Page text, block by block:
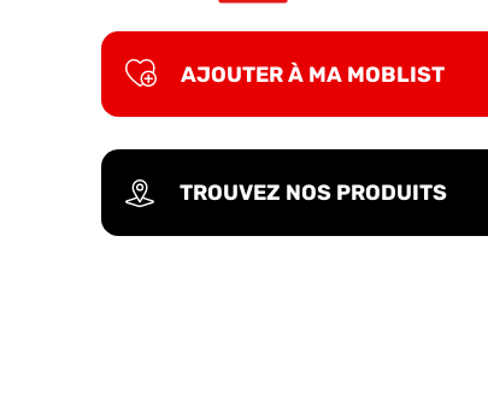
AJOUTER À MA MOBLIST
TROUVEZ NOS PRODUITS